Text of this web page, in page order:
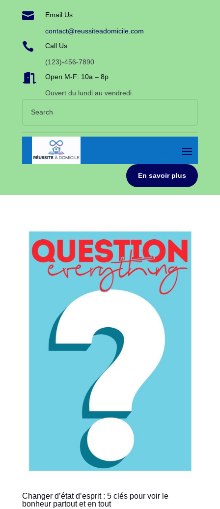
 Email Us
contact@reussiteadomicile.com
 Call Us
(123)-456-7890
 Open M-F: 10a – 8p
Ouvert du lundi au vendredi
En savoir plus
Changer d’état d’esprit : 5 clés pour voir le
bonheur partout et en tout